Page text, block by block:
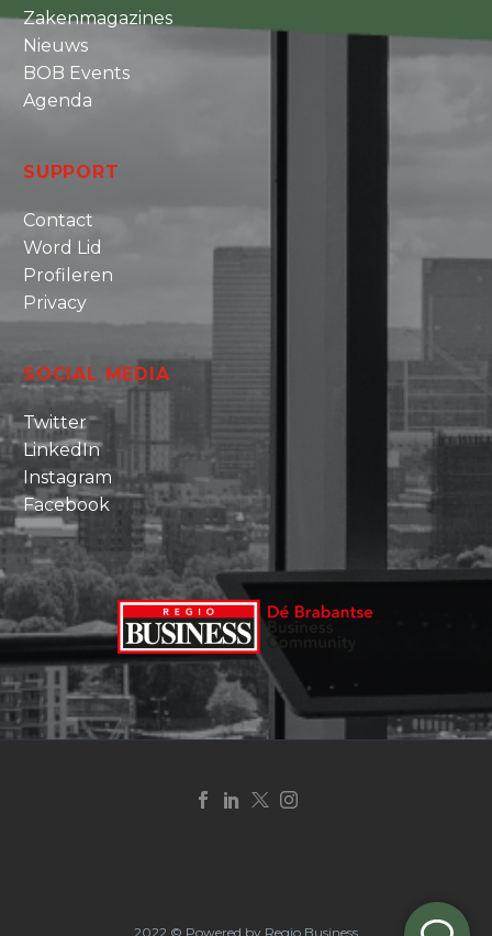
Zakenmagazines
Nieuws
BOB Events
Agenda
SUPPORT
Contact
Word Lid
Profileren
Privacy
SOCIAL MEDIA
Twitter
LinkedIn
Instagram
Facebook
2022 © Powered by Regio Business